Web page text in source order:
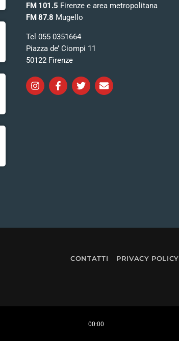
00:00
FM 101.5 Firenze e area metropolitana
FM 87.8 Mugello
Tel 055 0351664
Piazza de’ Ciompi 11
50122 Firenze
CONTATTI PRIVACY POLICY